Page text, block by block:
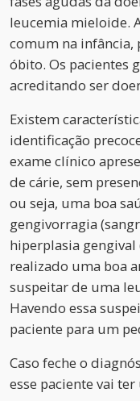
leucemia mieloide.
comum na infância,
óbito. Os pacientes
acreditando ser
Existem
identificação
exame clínico
de cárie, sem
ou seja, uma boa
gengivorragia
hiperplasia gengival
realizado uma boa
suspeitar de uma
Havendo essa
paciente para um
Caso feche o
esse paciente vai